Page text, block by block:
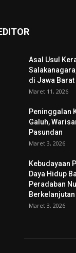
Asal Usul
di Jawa Barat
Maret 11, 2026
Peninggalan
Galuh,
Pasundan
Maret 3, 2026
Kebudayaan
Daya Hidup
Peradaban
Berkelanjutan
Maret 3, 2026